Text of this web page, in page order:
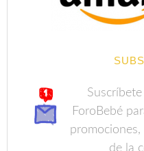
ForoBebé
de la